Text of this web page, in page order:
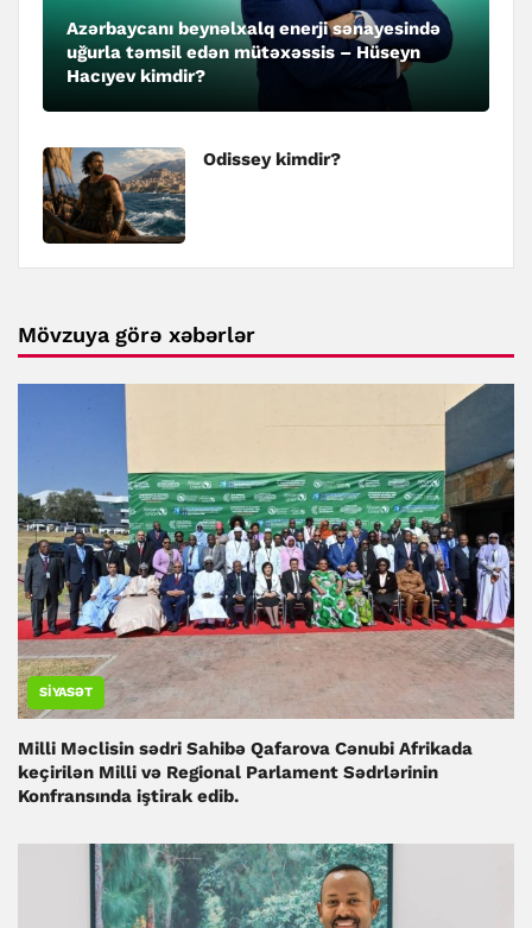
Azərbaycanı beynəlxalq enerji sənayesində
uğurla təmsil edən mütəxəssis – Hüseyn
Hacıyev kimdir?
Odissey kimdir?
Mövzuya görə xəbərlər
SIYASƏT
Milli Məclisin sədri Sahibə Qafarova Cənubi Afrikada
keçirilən Milli və Regional Parlament Sədrlərinin
Konfransında iştirak edib.